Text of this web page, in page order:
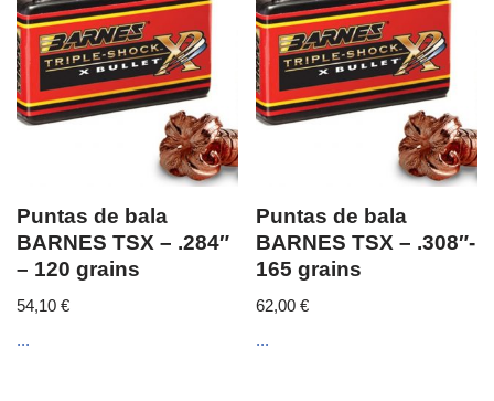
Puntas de bala
BARNES TSX – .284″
– 120 grains
54,10 €
...
Puntas de bala
BARNES TSX – .308″-
165 grains
62,00€
...